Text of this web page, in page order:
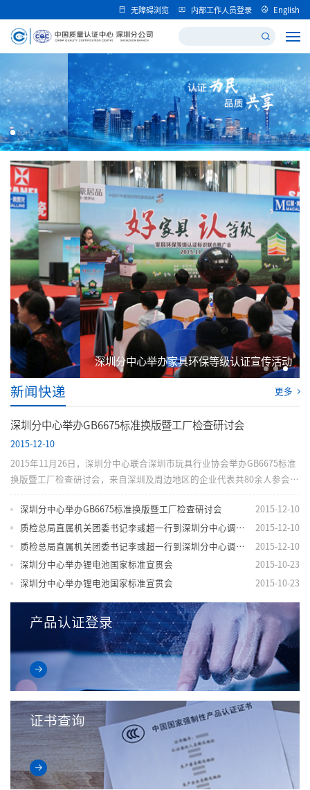
无障碍浏览 内部工作人员登录 English
深圳分中心举办家具环保等级认证宣传活动
新闻快递 更多
深圳分中心举办GB6675标准换版暨工厂检查研讨会
2015-12-10
2015年11月26日，深圳分中心联合深圳市玩具行业协会举办GB6675标准
换版暨工厂检查研讨会，来自深圳及周边地区的企业代表共80余人参会。
新工厂检查要求，并就企业的疑问进行了互动问答。此次会议为玩具认证
企业做好新旧标准的证书转换工作奠定了基础。 （深...
深圳分中心举办GB6675标准换版暨工厂检查研讨会 2015-12-10
质检总局直属机关团委书记李彧超一行到深圳分中心调研青年工作 2015-12-10
质检总局直属机关团委书记李彧超一行到深圳分中心调研青年工作 2015-12-10
深圳分中心举办锂电池国家标准宣贯会 2015-10-23
深圳分中心举办锂电池国家标准宣贯会 2015-10-23
产品认证登录
证书查询